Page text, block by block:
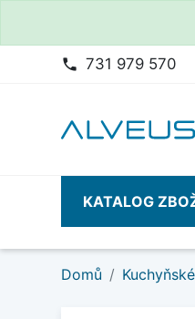
phone 731 979 570
KATALOG
Domů